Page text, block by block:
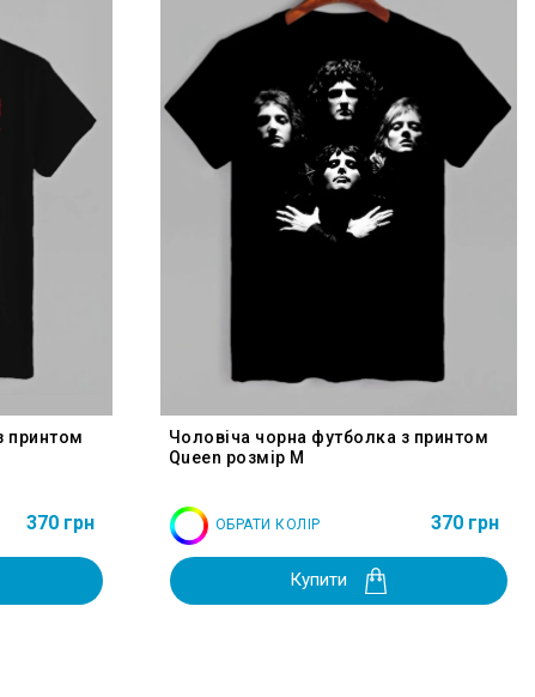
принтом
370 грн
Чоловіча чорна футболка з принтом
Queen розмір M
ОБРАТИ КОЛІР 370 грн
Купити